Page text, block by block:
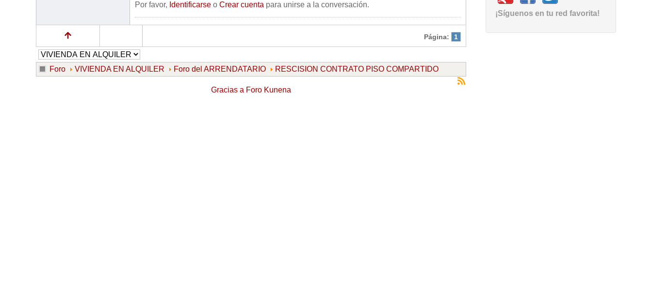
Por favor, Identificarse o Crear cuenta para unirse a la conversación.
Página: 1
Foro VIVIENDA EN ALQUILER Foro del ARRENDATARIO RESCISION CONTRATO PISO COMPARTIDO
Gracias a Foro Kunena
¡Síguenos en tu red favorita!